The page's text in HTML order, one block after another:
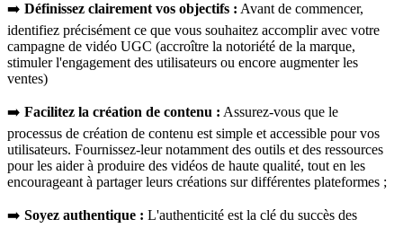
➡️ Définissez clairement vos objectifs : Avant de commencer,
identifiez précisément ce que vous souhaitez accomplir avec votre
campagne de vidéo UGC (accroître la notoriété de la marque,
stimuler l'engagement des utilisateurs ou encore augmenter les
ventes)
➡️ Facilitez la création de contenu : Assurez-vous que le
processus de création de contenu est simple et accessible pour vos
utilisateurs. Fournissez-leur notamment des outils et des ressources
pour les aider à produire des vidéos de haute qualité, tout en les
encourageant à partager leurs créations sur différentes plateformes ;
➡️ Soyez authentique : L'authenticité est la clé du succès des